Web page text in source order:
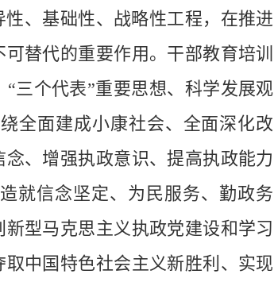
基础性、战略性工程，在推进
替代的重要作用。干部教育培训
三个代表”重要思想、科学发展观
全面建成小康社会、全面深化改
、增强执政意识、提高执政能力
就信念坚定、为民服务、勤政务
型马克思主义执政党建设和学习
中国特色社会主义新胜利、实现